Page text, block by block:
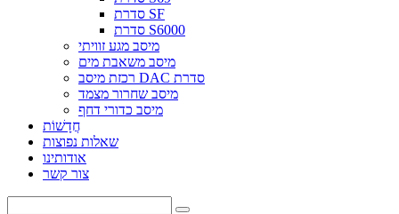
סדרת SF
סדרת S6000
מיסב מגע זוויתי
מיסב משאבת מים
רכזת מיסב DAC סדרת
מיסב שחרור מצמד
מיסב כדורי דחף
חֲדָשׁוֹת
שאלות נפוצות
אודותינו
צור קשר